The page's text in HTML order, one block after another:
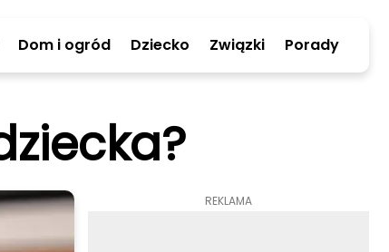
Dom i ogród Dziecko Związki Porady
REKLAMA